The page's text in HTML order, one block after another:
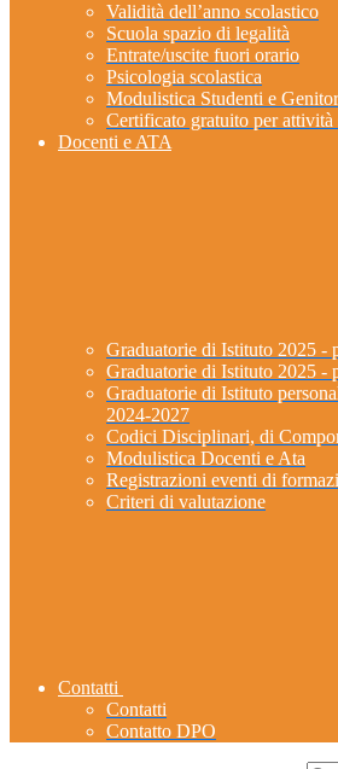
Validità dell’anno scolastico
Scuola spazio di legalità
Entrate/uscite fuori orario
Psicologia scolastica
Modulistica Studenti e
Certificato gratuito per attività
Docenti e ATA
Graduatorie di Istituto 2025 -
Graduatorie di Istituto 2025 -
Graduatorie di Istituto
2024-2027
Codici Disciplinari, di
Modulistica Docenti e Ata
Registrazioni eventi di
Criteri di valutazione
Contatti
Contatti
Contatto DPO